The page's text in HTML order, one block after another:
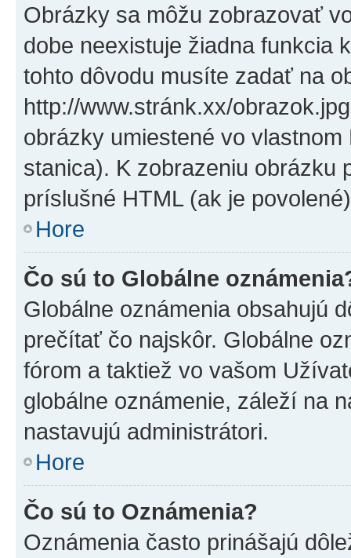
Obrázky sa môžu zobrazovať
dobe neexistuje žiadna funkcia
tohto dôvodu musíte zadať na
http://www.stránk.xx/
obrázky umiestené vo
stanica). K zobrazeniu obrázku
príslušné HTML (ak je
Hore
Čo sú to Globálne
Globálne oznámenia obsahujú
prečítať čo najskôr. Globálne
fórom a taktiež vo vašom
globálne oznámenie, záleží na
nastavujú administrátori.
Hore
Čo sú to Oznámenia?
Oznámenia často prinášajú